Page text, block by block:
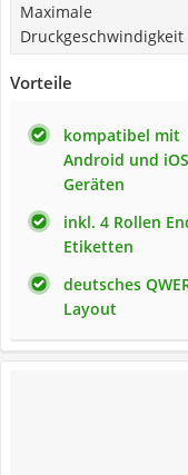
Maximale
Druckgeschwindigkeit
Vorteile
kompatibel mit
Android und
Geräten
inkl. 4 Rollen
Etiketten
deutsches
Layout